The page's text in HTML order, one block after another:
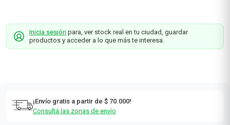
Inicia sesión para, ver stock real en tu ciudad, guardar
productos y acceder a lo que más te interesa.
¡Envío gratis a partir de $ 70.000!
Consultá las zonas de envío